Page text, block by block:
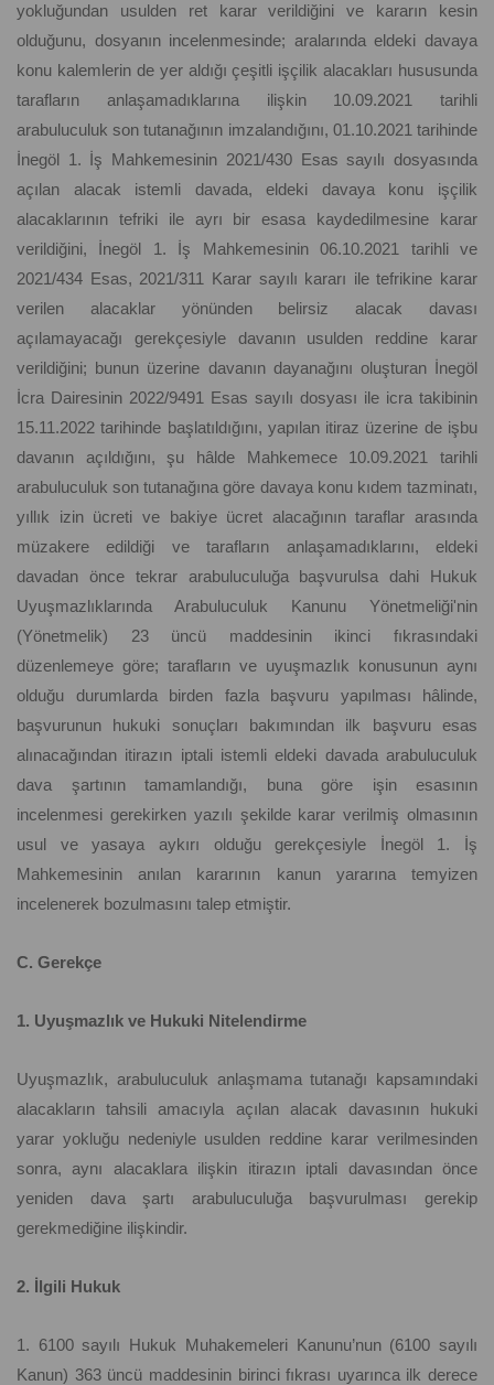
yokluğundan usulden ret karar verildiğini ve kararın kesin
olduğunu, dosyanın incelenmesinde; aralarında eldeki davaya
konu kalemlerin de yer aldığı çeşitli işçilik alacakları hususunda
tarafların anlaşamadıklarına ilişkin 10.09.2021 tarihli
arabuluculuk son tutanağının imzalandığını, 01.10.2021 tarihinde
İnegöl 1. İş Mahkemesinin 2021/430 Esas sayılı dosyasında
açılan alacak istemli davada, eldeki davaya konu işçilik
alacaklarının tefriki ile ayrı bir esasa kaydedilmesine karar
verildiğini, İnegöl 1. İş Mahkemesinin 06.10.2021 tarihli ve
2021/434 Esas, 2021/311 Karar sayılı kararı ile tefrikine karar
verilen alacaklar yönünden belirsiz alacak davası
açılamayacağı gerekçesiyle davanın usulden reddine karar
verildiğini; bunun üzerine davanın dayanağını oluşturan İnegöl
İcra Dairesinin 2022/9491 Esas sayılı dosyası ile icra takibinin
15.11.2022 tarihinde başlatıldığını, yapılan itiraz üzerine de işbu
davanın açıldığını, şu hâlde Mahkemece 10.09.2021 tarihli
arabuluculuk son tutanağına göre davaya konu kıdem tazminatı,
yıllık izin ücreti ve bakiye ücret alacağının taraflar arasında
müzakere edildiği ve tarafların anlaşamadıklarını, eldeki
davadan önce tekrar arabuluculuğa başvurulsa dahi Hukuk
Uyuşmazlıklarında Arabuluculuk Kanunu Yönetmeliği'nin
(Yönetmelik) 23 üncü maddesinin ikinci fıkrasındaki
düzenlemeye göre; tarafların ve uyuşmazlık konusunun aynı
olduğu durumlarda birden fazla başvuru yapılması hâlinde,
başvurunun hukuki sonuçları bakımından ilk başvuru esas
alınacağından itirazın iptali istemli eldeki davada arabuluculuk
dava şartının tamamlandığı, buna göre işin esasının
incelenmesi gerekirken yazılı şekilde karar verilmiş olmasının
usul ve yasaya aykırı olduğu gerekçesiyle İnegöl 1. İş
Mahkemesinin anılan kararının kanun yararına temyizen
incelenerek bozulmasını talep etmiştir.
C. Gerekçe
1. Uyuşmazlık ve Hukuki Nitelendirme
Uyuşmazlık, arabuluculuk anlaşmama tutanağı kapsamındaki
alacakların tahsili amacıyla açılan alacak davasının hukuki
yarar yokluğu nedeniyle usulden reddine karar verilmesinden
sonra, aynı alacaklara ilişkin itirazın iptali davasından önce
yeniden dava şartı arabuluculuğa başvurulması gerekip
gerekmediğine ilişkindir.
2. İlgili Hukuk
1. 6100 sayılı Hukuk Muhakemeleri Kanunu’nun (6100 sayılı
Kanun) 363 üncü maddesinin birinci fıkrası uyarınca ilk derece